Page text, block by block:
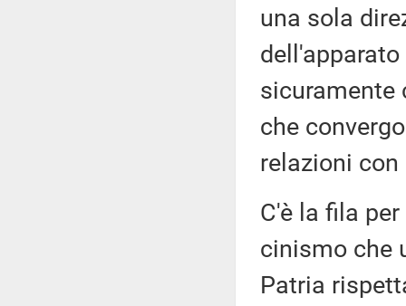
una sola
sicuramente
che
relazioni
C'è la fila
cinismo che
Patria